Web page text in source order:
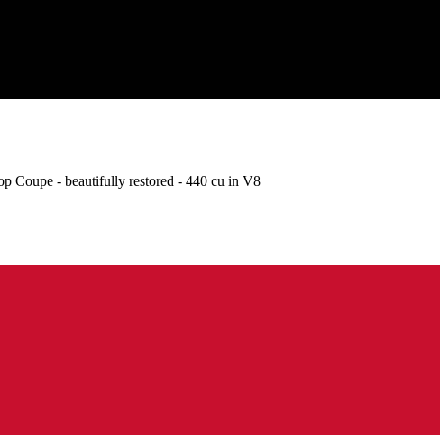
Coupe - beautifully restored - 440 cu in V8